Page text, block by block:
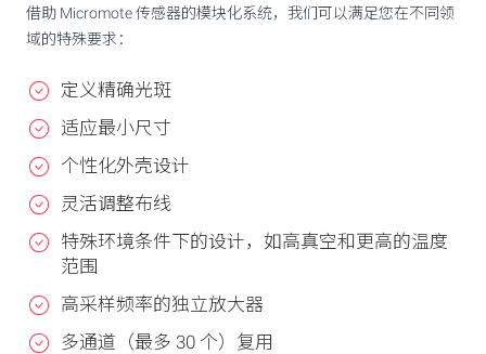
借助 Micromote 传感器的模块化系统，我们可以满足您在不同领
域的特殊要求：
定义精确光斑
适应最小尺寸
个性化外壳设计
灵活调整布线
特殊环境条件下的设计，如高真空和更高的温度
范围
高采样频率的独立放大器
多通道（最多 30 个）复用